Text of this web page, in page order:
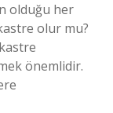
olduğu her
olur mu?
önemlidir.